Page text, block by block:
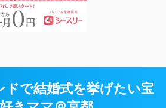
ドで結婚式を挙げたい宝